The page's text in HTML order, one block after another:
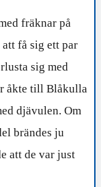
fräknar på
få sig ett par
sig med
åkte till Blåkulla
djävulen. Om
brändes ju
att de var just